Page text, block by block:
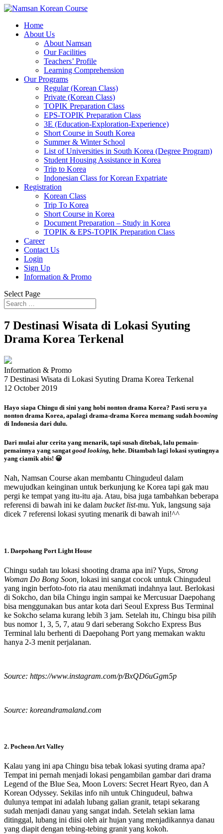
Home
About Us
About Namsan
Our Facilities
Teachers’ Profile
Learning Comprehension
Our Programs
Regular (Korean Class)
Private (Korean Class)
TOPIK Preparation Class
EPS-TOPIK Preparation Class
3E (Education-Exploration-Experience)
Short Course in South Korea
Summer & Winter School
List of Universities in South Korea (Degree Program)
Student Housing Assistance in Korea
Trip to Korea
Indonesian Class for Korean Expatriate
Registration
Korean Class
Trip To Korea
Short Course in Korea
Document Preparation – Study in Korea
TOPIK & EPS-TOPIK Preparation Class
Career
Contact Us
Login
Sign Up
Information & Promo
Select Page
7 Destinasi Wisata di Lokasi Syuting
Drama Korea Terkenal
Information & Promo
7 Destinasi Wisata di Lokasi Syuting Drama Korea Terkenal
12 October 2019
Hayo siapa Chingu di sini yang hobi nonton drama Korea? Pasti seru ya
nonton drama Korea, apalagi drama-drama Korea memang sudah booming
di Indonesia dari dulu.
Dari mulai alur cerita yang menarik, tapi susah ditebak, lalu pemain-
pemainnya yang sangatgood looking, hehe. Ditambah lagi lokasi syutingnya
yang ciamik abis! 😀
Nah, Namsan Course akan membantu Chingudeul dalam
mewujudkan keinginan untuk berkunjung ke Korea tapi gak mau
pergi ke tempat yang itu-itu aja. Atau, bisa juga tambahkan beberapa
referensi di bawah ini ke dalam bucket list-mu. Yuk, langsung saja
dicek 7 referensi lokasi syuting menarik di bawah ini!^^
1. Daepohang Port Light House
Chingu sudah tau lokasi shooting drama apa ini? Yups, Strong
Woman Do Bong Soon, lokasi ini sangat cocok untuk Chingudeul
yang ingin berfoto-foto ria atau menikmati indahnya laut. Berlokasi
di Sokcho, dan bila Chingu ingin sampai ke Mercusuar Daepohang
bisa menggunakan bus antar kota dari Seoul Express Bus Terminal
ke Sokcho selama kurang lebih 3 jam. Setelah itu, Chingu bisa pilih
bus nomor 1, 3, 5, 7, atau 9 dari seberang Sokcho Express Bus
Terminal lalu berhenti di Daepohang Port yang memakan waktu
hanya 2-3 menit perjalanan.
Source: https://www.instagram.com/p/BxQD6uGgm5p
Source: koreandramaland.com
2. Pocheon Art Valley
Kalau yang ini apa Chingu bisa tebak lokasi syuting drama apa?
Tempat ini pernah menjadi lokasi pengambilan gambar dari drama
Legend of the Blue Sea, Moon Lovers: Secret Heart Ryeo, dan A
Korean Odyssey. Sekilas info nih untuk Chingudeul, bahwa
dulunya tempat ini adalah lubang galian granit, tetapi sekarang
sudah menjadi danau yang sangat indah. Setelah sekian lama
ditinggal, lubang ini diisi oleh air hujan yang menjadikannya danau
yang diapit dengan tebing-tebing granit yang kokoh.